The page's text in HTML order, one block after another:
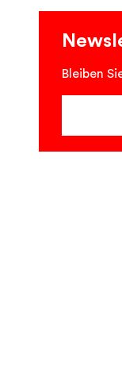
Bleiben